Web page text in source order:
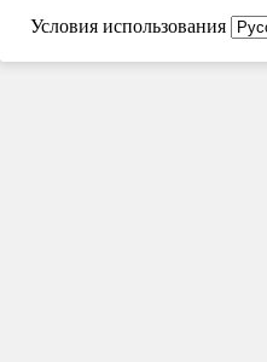
Условия использования